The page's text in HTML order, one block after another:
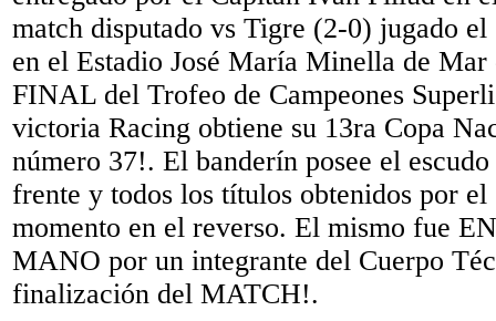
match disputado vs Tigre (2-0) jugado el
en el Estadio José María Minella de
FINAL del Trofeo de Campeones
victoria Racing obtiene su 13ra Copa
número 37!. El banderín posee el
frente y todos los títulos obtenidos por el
momento en el reverso. El mismo fue
MANO por un integrante del Cuerpo
finalización del MATCH!.